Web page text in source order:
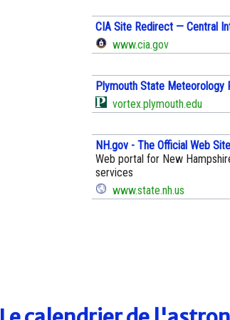
CIA Site Redirect — Central
www.cia.gov
Plymouth State Meteorology
vortex.plymouth.edu
NH.gov - The Official Web
Web portal for New
services
www.state.nh.us